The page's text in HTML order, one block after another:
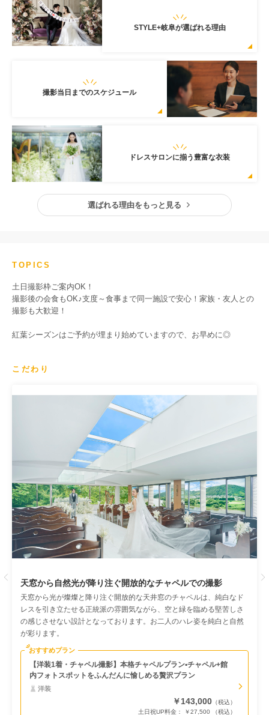
STYLE+岐阜が選ばれる理由
撮影当日までのスケジュール
ドレスサロンに揃う豊富な衣装
選ばれる理由をもっと見る
TOPICS
土日撮影枠ご案内OK！
撮影後の会食もOK♪支度～食事まで同一施設で安心！家族・友人との
撮影も大歓迎！
紅葉シーズンはご予約が埋まり始めていますので、お早めに◎
こだわり
Previous
天窓から自然光が降り注ぐ開放的なチャペルでの撮影
天窓から光が燦燦と降り注ぐ開放的な天井窓のチャペルは、純白なド
レスを引き立たせる正統派の雰囲気ながら、空と緑を臨める堅苦しさ
の感じさせない設計となっております。お二人のハレ姿を純白と自然
が彩ります。
おすすめプラン
【洋装1着・チャペル撮影】本格チャペルプラン▪チャペル+館
内フォトスポットをふんだんに愉しめる贅沢プラン
洋装
￥143,000 （税込）
土日祝UP料金： ￥27,500 （税込）